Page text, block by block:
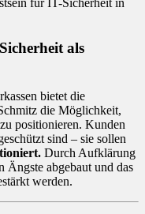
für IT-Sicherheit in
als
bietet die
die Möglichkeit,
zu positionieren. Kunden
sind – sie sollen
Durch Aufklärung
Ängste abgebaut und das
werden.